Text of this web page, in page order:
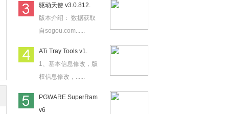
驱动天使 v3.0.812.
版本介绍： 数据获取
自sogou.com......
ATi Tray Tools v1.
1、基本信息修改，版
权信息修改，......
PGWARE SuperRam
v6